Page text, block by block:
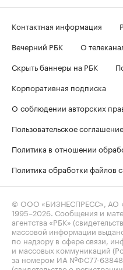
Контактная информация
Вечерний РБК
О
Скрыть баннеры на РБК
Корпоративная подписка
О соблюдении авторских
Пользовательское соглашение
Политика в отношении
Политика обработки файлов
© ООО «БИЗНЕСПРЕСС», АО
1995–2026 . Сообщения и
агентства «РБК»
массовой информации
по надзору в сфере связи,
и массовых коммуникаций
за номером ИА №ФС77-